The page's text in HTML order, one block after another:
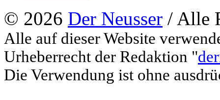
© 2026 Der Neusser / Alle
Alle auf dieser Website
Urheberrecht der Redaktion "
Die Verwendung ist ohne